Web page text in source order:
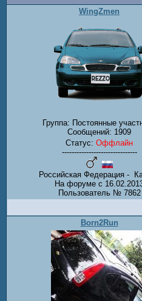
WingZmen
Группа: Постоянные
Сообщений: 1909
Статус: Оффлайн
-------------------------------
Российская Федерация -
На форуме с
Пользователь № 7862
Born2Run